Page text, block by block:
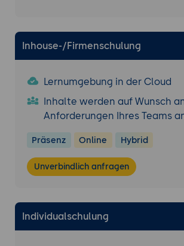
Best Practices für die Nutzung
Diskussion der Best Practices
effizienten Nutzung und
Open vSwitch in
Methoden zur Optimierung der
Netzwerkleistung und
Latenzzeiten in Open vSwitch-
Inhouse-/Firmenschulung
Lernumgebung in der Cloud
Inhalte werden auf Wunsch
Anforderungen Ihres Teams
Präsenz Online Hybrid
Unverbindlich anfragen
Individualschulung